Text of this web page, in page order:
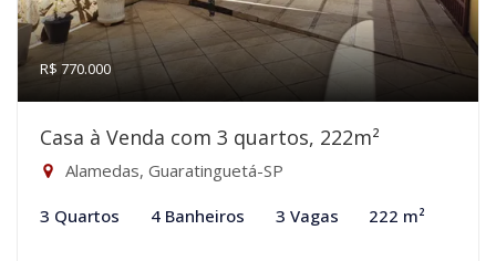
R$ 770.000
Casa à Venda com 3 quartos, 222m²
Alamedas, Guaratinguetá-SP
3 Quartos 4 Banheiros 3 Vagas 222 m²